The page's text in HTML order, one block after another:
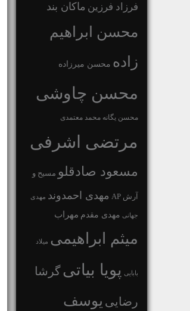
فرزاد فرزین ماکان بند
محسن ابراهیم
زاده محسن میرزاده
محسن چاوشی
محسن یگانه محمد معتمدی
مرتضی اشرفی
مسعود صادقلو مسیح و
آرش AP مهدی احمدوند مهدی
جهانی مهدی مقدم مهراب
میثم ابراهیمی میلاد
بابایی پویا بیاتیگرشا
رضایی یوسف